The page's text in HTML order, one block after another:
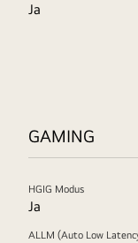
Ja
GAMING
HGIG Modus
Ja
ALLM (Auto Low